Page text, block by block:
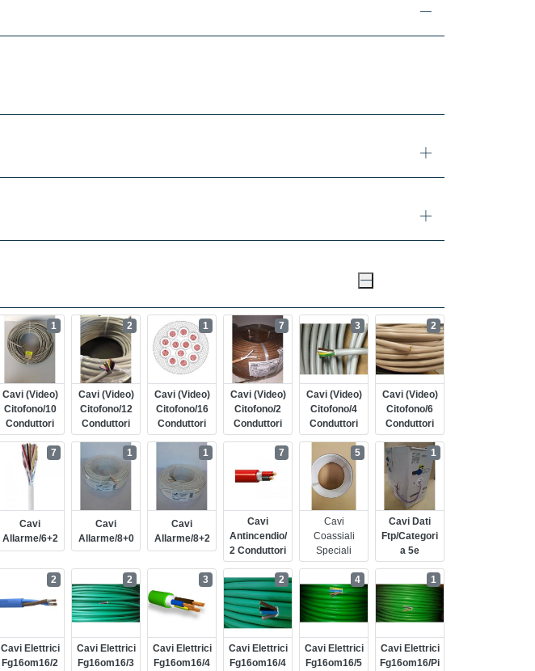
Cavi (video)
Citofono/10
Conduttori
1
Cavi (video)
Citofono/12
Conduttori
2
Cavi (video)
Citofono/16
Conduttori
1
Cavi (video)
Citofono/2
Conduttori
7
Cavi (video)
Citofono/4
Conduttori
3
Cavi (video)
Citofono/6
Conduttori
2
Cavi
Allarme/6+2
7
Cavi
Allarme/8+0
1
Cavi
Allarme/8+2
1
Cavi
Antincendio/
2 Conduttori
7
Cavi
Coassiali
Speciali
5
Cavi Dati
Ftp/categori
A 5e
1
Cavi Elettrici
Fg16om16/2
2
Cavi Elettrici
Fg16om16/3
2
Cavi Elettrici
Fg16om16/4
3
Cavi Elettrici
Fg16om16/4
2
Cavi Elettrici
Fg16om16/5
4
Cavi Elettrici
Fg16om16/pi
1